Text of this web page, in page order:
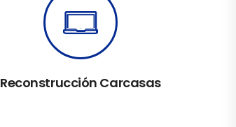
Reconstrucción Carcasas